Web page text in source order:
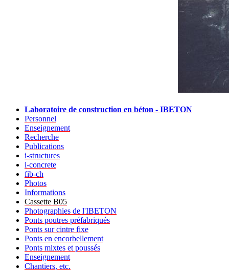
Laboratoire de construction en béton - IBETON
Personnel
Enseignement
Recherche
Publications
i-structures
i-concrete
fib-ch
Photos
Informations
Cassette B05
Photographies de l'IBETON
Ponts poutres préfabriqués
Ponts sur cintre fixe
Ponts en encorbellement
Ponts mixtes et poussés
Enseignement
Chantiers, etc.